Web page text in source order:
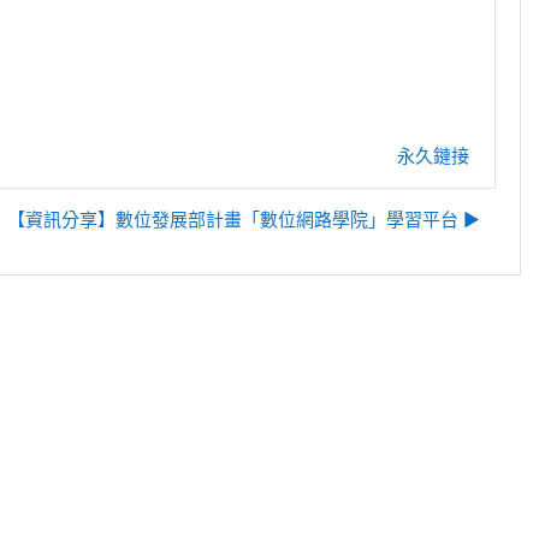
永久鏈接
【資訊分享】數位發展部計畫「數位網路學院」學習平台 ▶︎